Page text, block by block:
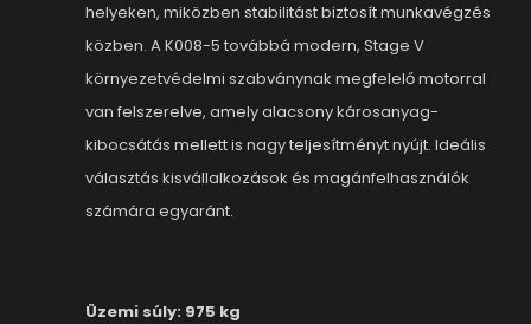
helyeken, miközben stabilitást biztosít munkavégzés
közben. A K008-5 továbbá modern, Stage V
környezetvédelmi szabványnak megfelelő motorral
van felszerelve, amely alacsony károsanyag-
kibocsátás mellett is nagy teljesítményt nyújt. Ideális
választás kisvállalkozások és magánfelhasználók
számára egyaránt.
Üzemi súly: 975 kg